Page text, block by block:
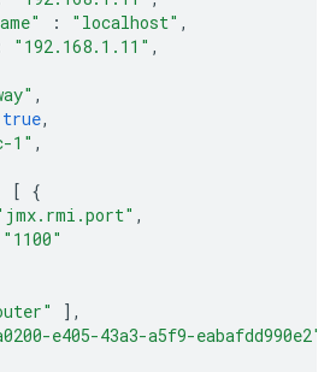
: "localhost" ,
"192.168.1.11" ,
,
true,
1" ,
[ {
,
"1100"
],
e405-43a3-a5f9-eabafdd990e2"